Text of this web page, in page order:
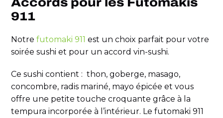
911
Notrefutomaki 911 est un choix parfait pour votre
soirée sushi et pour un accord vin-sushi.
Ce sushi contient : thon, goberge, masago,
concombre, radis mariné, mayo épicée et vous
offre une petite touche croquante grâce à la
tempura incorporée à l’intérieur. Le futomaki 911